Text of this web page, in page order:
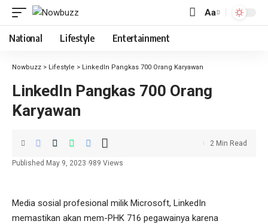
Aa
National Lifestyle Entertainment
Nowbuzz > Lifestyle > LinkedIn Pangkas 700 Orang Karyawan
LinkedIn Pangkas 700 Orang
Karyawan
Published May 9, 2023 989 Views
2 Min Read
Media sosial profesional milik Microsoft, LinkedIn
memastikan akan mem-PHK 716 pegawainya karena